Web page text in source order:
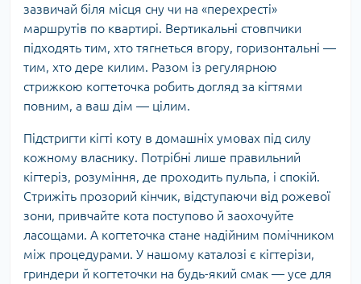
зазвичай біля місця сну чи на «перехресті»
маршрутів по квартирі. Вертикальні стовпчики
підходять тим, хто тягнеться вгору, горизонтальні —
тим, хто дере килим. Разом із регулярною
стрижкою когтеточка робить догляд за кігтями
повним, а ваш дім — цілим.
Підстригти кігті коту в домашніх умовах під силу
кожному власнику. Потрібні лише правильний
кігтеріз, розуміння, де проходить пульпа, і спокій.
Стрижіть прозорий кінчик, відступаючи від рожевої
зони, привчайте кота поступово й заохочуйте
ласощами. А когтеточка стане надійним помічником
між процедурами. У нашому каталозі є кігтерізи,
гриндери й когтеточки на будь-який смак — усе для